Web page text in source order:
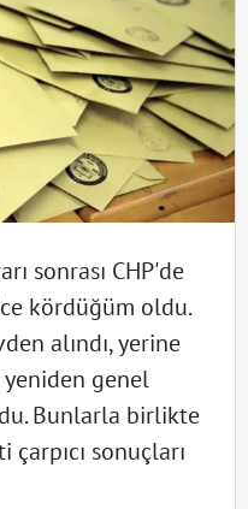
sonrası CHP'de
kördüğüm oldu.
alındı, yerine
yeniden genel
Bunlarla birlikte
çarpıcı sonuçları